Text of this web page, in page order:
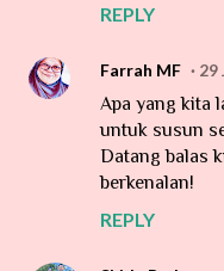
REPLY
Farrah MF 29
Apa yang kita
untuk susun
Datang balas
berkenalan!
REPLY